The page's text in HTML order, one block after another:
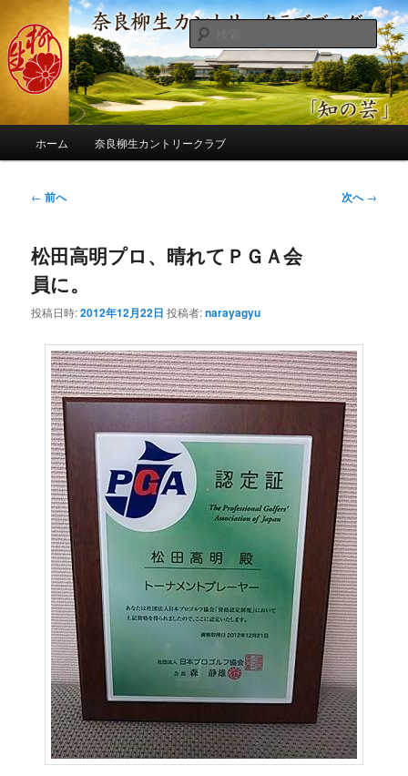
ン
コ
ン
へ
奈良柳生カントリークラブ総支配人
ブログ
季節の話題、クラブの出来事、コースの改修・更新作業、ゴルフに関する随
筆、喜怒哀楽などを気まぐれに発信します。
検
索
ホーム 奈良柳生カントリークラブ
投
ビ
ゲ
ー
シ
← 前へ 次へ→
松田高明プロ、晴れてＰＧＡ会
員に。
投稿日時:2012年12月22日 投稿者:narayagyu